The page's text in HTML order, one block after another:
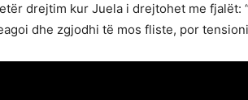
drejtim kur Juela i drejtohet me fjalët:
dhe zgjodhi të mos fliste, por